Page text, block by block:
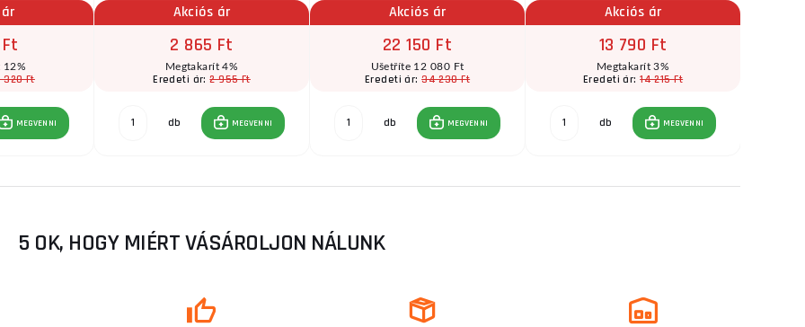
12%
320 Ft
MEGVENNI
Akciós ár
2 865 Ft
Megtakarít 4%
Eredeti ár:2 955 Ft
db MEGVENNI
Akciós ár
22 150 Ft
Ušetříte 12 080 Ft
Eredeti ár:34 230 Ft
db MEGVENNI
Akciós ár
13 790 Ft
Megtakarít 3%
Eredeti ár:14 215 Ft
db MEGVENNI
5 OK, HOGY MIÉRT VÁSÁROLJON NÁLUNK